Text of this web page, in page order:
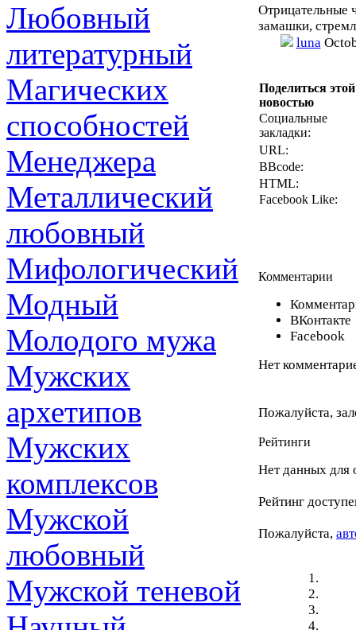
Любовный
литературный
Магических
способностей
Менеджера
Металлический
любовный
Мифологический
Модный
Молодого мужа
Мужских
архетипов
Мужских
комплексов
Мужской
любовный
Мужской теневой
Отрицательные
замашки,
luna
Поделиться этой
новостью
Социальные
закладки:
URL:
BBcode:
HTML:
Facebook Like:
Комментарии
ВКонтакте
Facebook
Нет
Пожалуйста,
Рейтинги
Нет данных для
Рейтинг
Пожалуйста,